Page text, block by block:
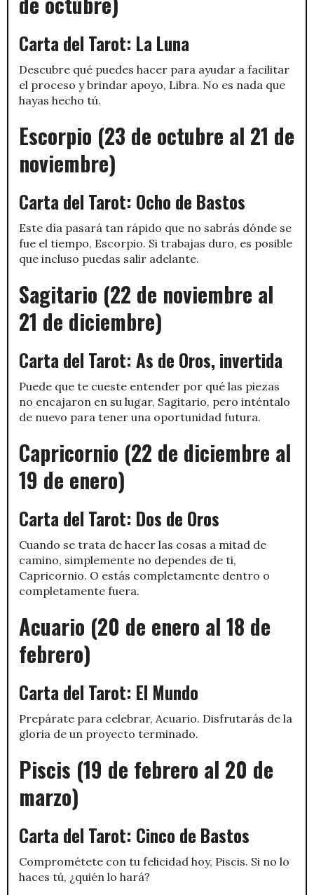
Carta del Tarot: La Luna
Descubre qué puedes hacer para ayudar a facilitar
el proceso y brindar apoyo, Libra. No es nada que
hayas hecho tú.
Escorpio (23 de octubre al 21 de
noviembre)
Carta del Tarot: Ocho de Bastos
Este día pasará tan rápido que no sabrás dónde se
fue el tiempo, Escorpio. Si trabajas duro, es posible
que incluso puedas salir adelante.
Sagitario (22 de noviembre al
21 de diciembre)
Carta del Tarot: As de Oros, invertida
Puede que te cueste entender por qué las piezas
no encajaron en su lugar, Sagitario, pero inténtalo
de nuevo para tener una oportunidad futura.
Capricornio (22 de diciembre al
19 de enero)
Carta del Tarot: Dos de Oros
Cuando se trata de hacer las cosas a mitad de
camino, simplemente no dependes de ti,
Capricornio. O estás completamente dentro o
completamente fuera.
Acuario (20 de enero al 18 de
febrero)
Carta del Tarot: El Mundo
Prepárate para celebrar, Acuario. Disfrutarás de la
gloria de un proyecto terminado.
Piscis (19 de febrero al 20 de
marzo)
Carta del Tarot: Cinco de Bastos
Comprométete con tu felicidad hoy, Piscis. Si no lo
haces tú, ¿quién lo hará?